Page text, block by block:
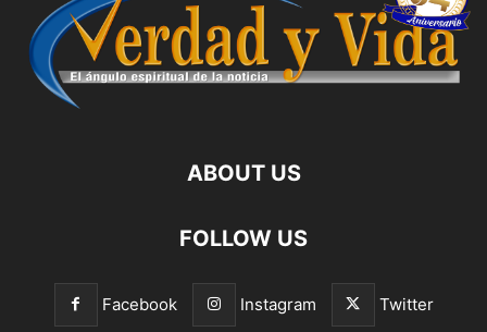
ABOUT US
FOLLOW US
Facebook Instagram Twitter